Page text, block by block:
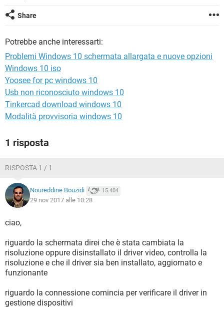
Share
Potrebbe anche interessarti:
Problemi Windows 10 schermata allargata e nuove opzioni
Windows 10 iso
Yoosee for pc windows 10
Usb non riconosciuto windows 10
Tinkercad download windows 10
Modalità provvisoria windows 10
1 risposta
RISPOSTA 1 / 1
Noureddine Bouzidi 15.404
29 nov 2017 alle 10:28
ciao,
riguardo la schermata direi che è stata cambiata la
risoluzione oppure disinstallato il driver video, controlla la
risoluzione e che il driver sia ben installato, aggiornato e
funzionante
riguardo la connessione comincia per verificare il driver in
gestione dispositivi